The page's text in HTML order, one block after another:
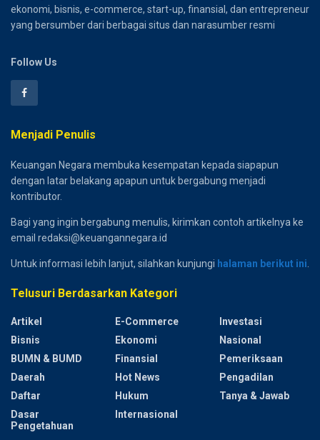
ekonomi, bisnis, e-commerce, start-up, finansial, dan entrepreneur
yang bersumber dari berbagai situs dan narasumber resmi
Follow Us
Menjadi Penulis
Keuangan Negara membuka kesempatan kepada siapapun
dengan latar belakang apapun untuk bergabung menjadi
kontributor.
Bagi yang ingin bergabung menulis, kirimkan contoh artikelnya ke
email redaksi@keuangannegara.id
Untuk informasi lebih lanjut, silahkan kunjungi halaman berikut ini
Telusuri Berdasarkan Kategori
Artikel
Bisnis
BUMN & BUMD
Daerah
Daftar
Dasar
Pengetahuan
E-Commerce
Ekonomi
Finansial
Hot News
Hukum
Internasional
Investasi
Nasional
Pemeriksaan
Pengadilan
Tanya & Jawab